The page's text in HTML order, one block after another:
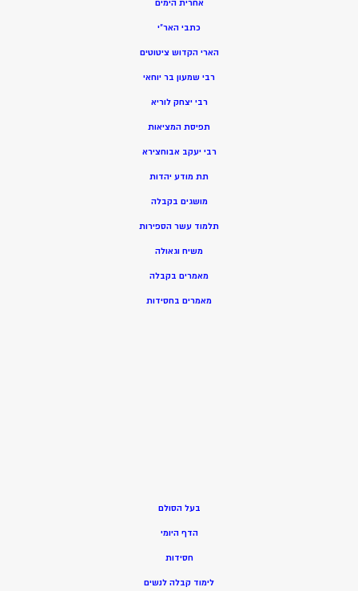
אחרית הימים
כתבי האר”י
הארי הקדוש ציטוטים
רבי שמעון בר יוחאי
רבי יצחק לוריא
תפיסת המציאות
רבי יעקב אבוחצירא
תת מודע יהדות
מושגים בקבלה
תלמוד עשר הספירות
משיח וגאולה
מאמרים בקבלה
מאמרים בחסידות
בעל הסולם
הדף היומי
חסידות
לימוד קבלה לנשים